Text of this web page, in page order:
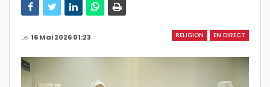
RELIGION EN DIRECT
Le 16 Mai 2026 01:23